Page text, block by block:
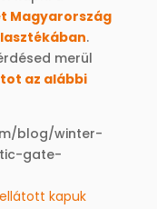
Magyarország
.
merül
az alábbi
blog/winter-
gate-
kapuk